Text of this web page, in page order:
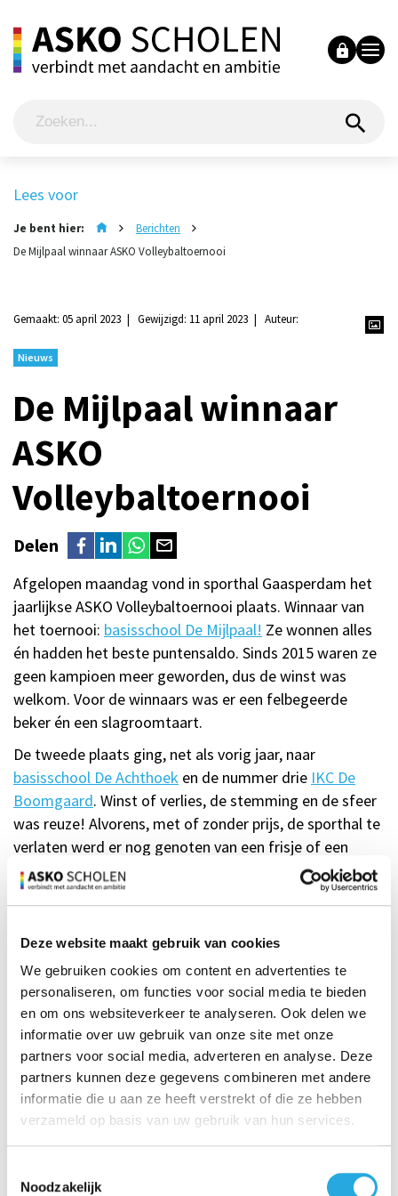
Deze website maakt gebruik van cookies
We gebruiken cookies om content en advertenties te
personaliseren, om functies voor social media te bieden
en om ons websiteverkeer te analyseren. Ook delen we
informatie over uw gebruik van onze site met onze
partners voor social media, adverteren en analyse. Deze
partners kunnen deze gegevens combineren met andere
informatie die u aan ze heeft verstrekt of die ze hebben
verzameld op basis van uw gebruik van hun services.
Noodzakelijk
Lees voor
Je bent hier:
Berichten
De Mijlpaal winnaar ASKO Volleybaltoernooi
Gemaakt: 05 april 2023 Gewijzigd: 11 april 2023 Auteur:
Nieuws
De Mijlpaal winnaar
ASKO
Volleybaltoernooi
Delen
Afgelopen maandag vond in sporthal Gaasperdam het
jaarlijkse ASKO Volleybaltoernooi plaats. Winnaar van
het toernooi: basisschool De Mijlpaal! Ze wonnen alles
én hadden het beste puntensaldo. Sinds 2015 waren ze
geen kampioen meer geworden, dus de winst was
welkom. Voor de winnaars was er een felbegeerde
beker én een slagroomtaart.
De tweede plaats ging, net als vorig jaar, naar
basisschool De Achthoek en de nummer drie IKC De
Boomgaard. Winst of verlies, de stemming en de sfeer
was reuze! Alvorens, met of zonder prijs, de sporthal te
verlaten werd er nog genoten van een frisje of een
borrel. En van bitterballen natuurlijk!
Volg jij ons al?